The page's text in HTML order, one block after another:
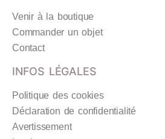
Venir à la boutique
Commander un objet
Contact
INFOS LÉGALES
Politique des cookies
Déclaration de confidentialité
Avertissement